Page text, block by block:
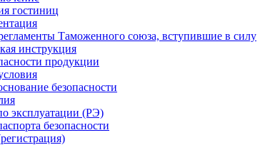
гостиниц
Таможенного союза, вступившие в силу
инструкция
продукции
безопасности
эксплуатации (РЭ)
безопасности